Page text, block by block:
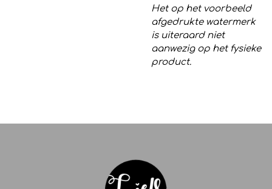
Het op het voorbeeld
afgedrukte watermerk
is uiteraard niet
aanwezig op het fysieke
product.